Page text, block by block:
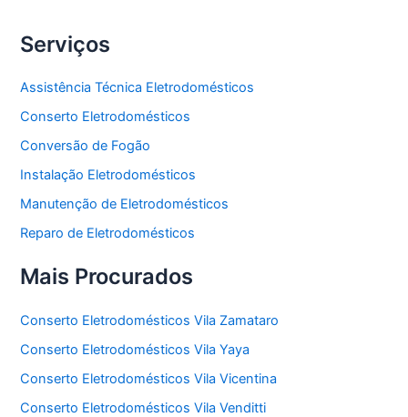
Serviços
Assistência Técnica Eletrodomésticos
Conserto Eletrodomésticos
Conversão de Fogão
Instalação Eletrodomésticos
Manutenção de Eletrodomésticos
Reparo de Eletrodomésticos
Mais Procurados
Conserto Eletrodomésticos Vila Zamataro
Conserto Eletrodomésticos Vila Yaya
Conserto Eletrodomésticos Vila Vicentina
Conserto Eletrodomésticos Vila Venditti